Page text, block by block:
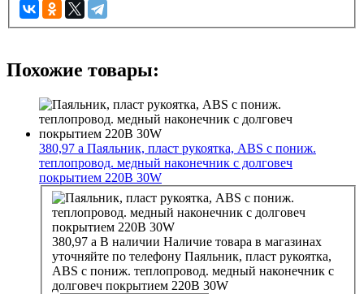
Похожие товары:
380,97 a Паяльник, пласт рукоятка, ABS с пониж.
теплопровод. медный наконечник с долговеч
покрытием 220В 30W
380,97 a В наличии Наличие товара в магазинах
уточняйте по телефону Паяльник, пласт рукоятка,
ABS с пониж. теплопровод. медный наконечник с
долговеч покрытием 220В 30W